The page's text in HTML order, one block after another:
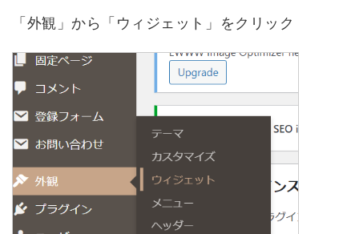
「外観」から「ウィジェット」をクリック